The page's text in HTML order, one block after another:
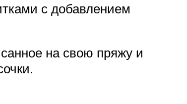
с добавлением
на свою пряжу и